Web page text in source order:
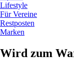
Lifestyle
Für Vereine
Restposten
Marken
Wird zum